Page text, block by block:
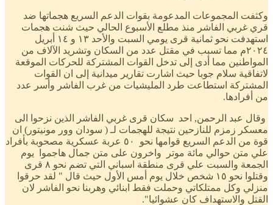
وكثفت المجموعات المدعومة بقوات الدعم السريع هجماتها ضد
قري غربي الفاشر منذ مطلع الأسبوع الحالي حيث شنت هجمات
استهدفت نحو ثمانية قرى يومي السبت والأحد ١٣ و ١٤ أبريل
٢٠٢٤م مما تسبب في مقتل عدد من السكان وتشريد الآلاف من
المواطنين مما أدى إلى تدخل القوات المشتركة للحركات الموقعة
لاتفاقية سلام جوبا حيث اشارت تقارير ميدانية إلى ان القوات
المشتركة استطاعت طرد المليشيات من غرب الفاشر وأسر عدد
من أفرادها.
وقال عبد الرحمن, احد سكان قرى غربي الفاشر الذين نزحوا الى
معسكر زمزم للنازحين نتيجة للهجمات لـ ( سودان وور مونيتور) ان
قوة من الدعم السريع قوامها نحو ٥٠ عربة عسكرية مصحوبة بأفراد
علي متن حوالي مائة موتر واخرون على متن جمال هاجموا يوم
الجمعة والسبت علي قرى منطقة اسباني التي تضم نحو ٨ قرى
وقتلوا نحو ١٥ شخص خلال يوم أمس الأول حيث قال " لقد حرقوا
منزلي وكل ممتلكاتي وحملت فقط ابنائي وهربنا نحو الفاشر لان
القتل والاستهداف كان عشوائيا".